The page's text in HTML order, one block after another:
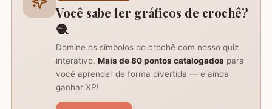
AQUI. Já temos disponível aqui no blog…
Você sabe ler gráficos de crochê?
🧶
Domine os símbolos do crochê com nosso quiz
interativo. Mais de 80 pontos catalogados para
você aprender de forma divertida — e ainda
ganhar XP!